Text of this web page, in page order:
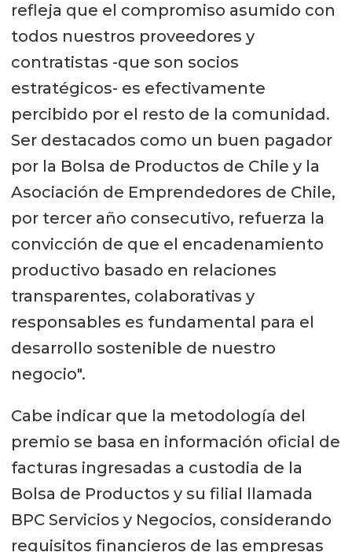
salmonicultura
refleja que el compromiso asumido con
todos nuestros proveedores y
contratistas -que son socios
estratégicos- es efectivamente
percibido por el resto de la comunidad.
Ser destacados como un buen pagador
por la Bolsa de Productos de Chile y la
Asociación de Emprendedores de Chile,
por tercer año consecutivo, refuerza la
convicción de que el encadenamiento
productivo basado en relaciones
transparentes, colaborativas y
responsables es fundamental para el
desarrollo sostenible de nuestro
negocio".
Cabe indicar que la metodología del
premio se basa en información oficial de
facturas ingresadas a custodia de la
Bolsa de Productos y su filial llamada
BPC Servicios y Negocios, considerando
requisitos financieros de las empresas